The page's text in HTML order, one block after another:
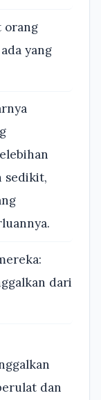
orang
yang
sedikit,
dari
dan